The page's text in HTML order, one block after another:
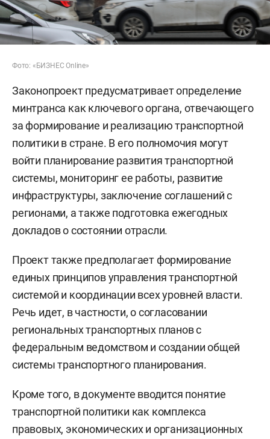
Фото: «БИЗНЕС Online»
Законопроект предусматривает определение
минтранса как ключевого органа, отвечающего
за формирование и реализацию транспортной
политики в стране. В его полномочия могут
войти планирование развития транспортной
системы, мониторинг ее работы, развитие
инфраструктуры, заключение соглашений с
регионами, а также подготовка ежегодных
докладов о состоянии отрасли.
Проект также предполагает формирование
единых принципов управления транспортной
системой и координации всех уровней власти.
Речь идет, в частности, о согласовании
региональных транспортных планов с
федеральным ведомством и создании общей
системы транспортного планирования.
Кроме того, в документе вводится понятие
транспортной политики как комплекса
правовых, экономических и организационных